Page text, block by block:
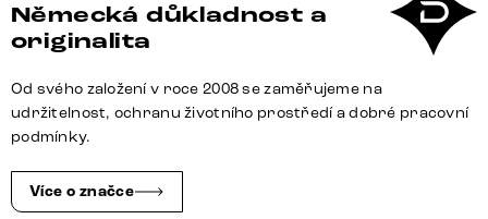
látka
Měkký
šedá
křížová
nerezová
ocel
Německá důkladnost a
originalita
Od svého založení v roce 2008 se zaměřujeme na
udržitelnost, ochranu životního prostředí a dobré pracovní
podmínky.
Více o značce